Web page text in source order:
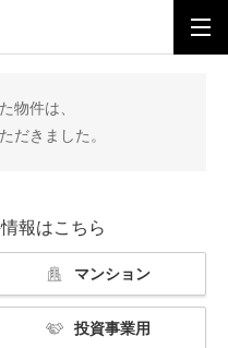
物件は、
だきました。
報はこちら
マンション
投資事業用